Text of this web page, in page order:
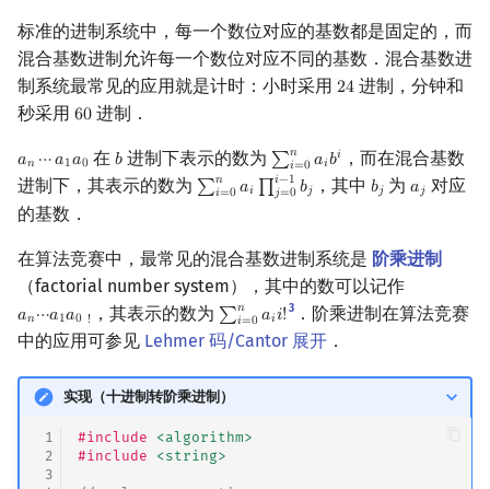
标准的进制系统中，每一个数位对应的基数都是固定的，而
混合基数进制允许每一个数位对应不同的基数．混合基数进
制系统最常见的应用就是计时：小时采用 24
24 进制，分钟和
秒采用 60
60 进制．
𝑎𝑛 ⋯𝑎1𝑎0
an ⋯a1a0 在𝑏
b进制下表示的数为 ∑𝑛
𝑖=0𝑎𝑖𝑏𝑖
∑i=0naibi ，而在混合基数
进制下，其表示的数为 ∑𝑛
𝑖=0 𝑎𝑖 ∏𝑖−1
𝑗=0 𝑏𝑗
∑i=0nai ∏ j=0i−1b j，其中 𝑏𝑗
bj 为𝑎𝑗
aj 对应
的基数．
在算法竞赛中，最常见的混合基数进制系统是 阶乘进制
（factorial number system），其中的数可以记作
𝑎𝑛⋯𝑎1𝑎0 !
an⋯a1a0 ，其表示的数为 ∑𝑛
𝑖=0𝑎𝑖𝑖!
∑i=0naii! 3．阶乘进制在算法竞赛
中的应用可参见 Lehmer 码/Cantor 展开 ．
实现（十进制转阶乘进制）
1
2
3
#include
<algorithm>
#include
<string>